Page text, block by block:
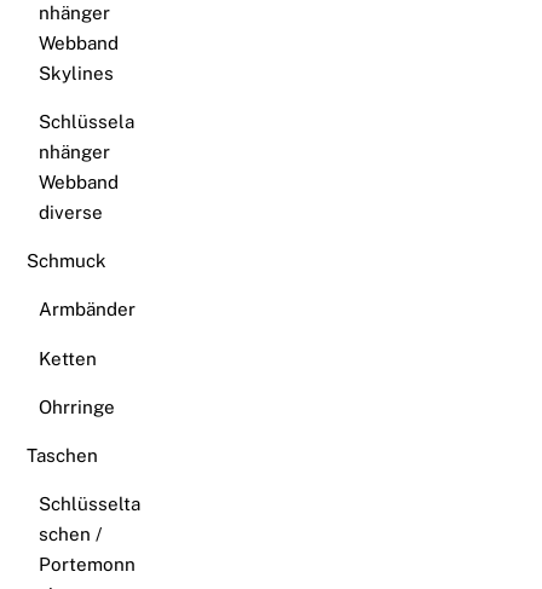
nhänger
Webband
Skylines
Schlüssela
nhänger
Webband
diverse
Schmuck
Armbänder
Ketten
Ohrringe
Taschen
Schlüsselta
schen /
Portemonn